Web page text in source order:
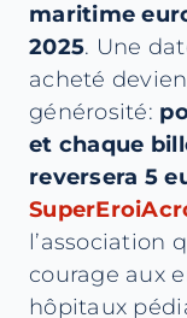
maritime
2025. Une
acheté
générosité:
et chaque
reversera 5
l’association
courage aux
hôpitaux